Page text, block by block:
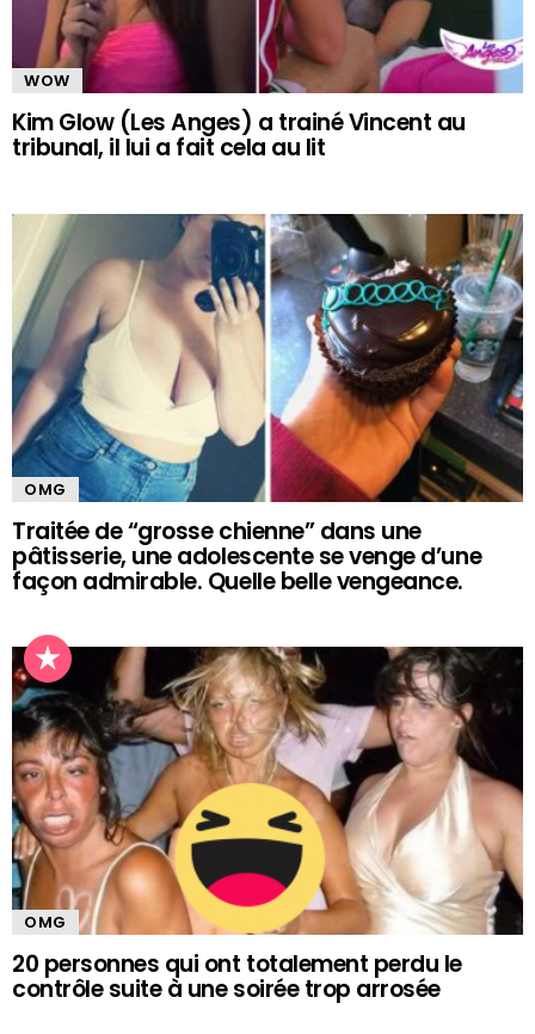
WOW
Kim Glow (Les Anges) a trainé Vincent au
tribunal, il lui a fait cela au lit
OMG
Traitée de “grosse chienne” dans une
pâtisserie, une adolescente se venge d’une
façon admirable. Quelle belle vengeance.
OMG
20 personnes qui ont totalement perdu le
contrôle suite à une soirée trop arrosée